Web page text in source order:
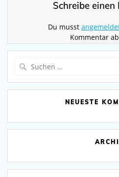
Schreibe einen
Du musst
Kommentar
NEUESTE